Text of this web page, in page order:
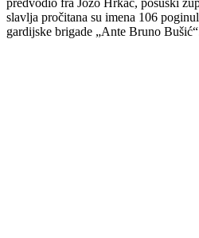
slavlja pročitana su imena 106
gardijske brigade „Ante Bruno